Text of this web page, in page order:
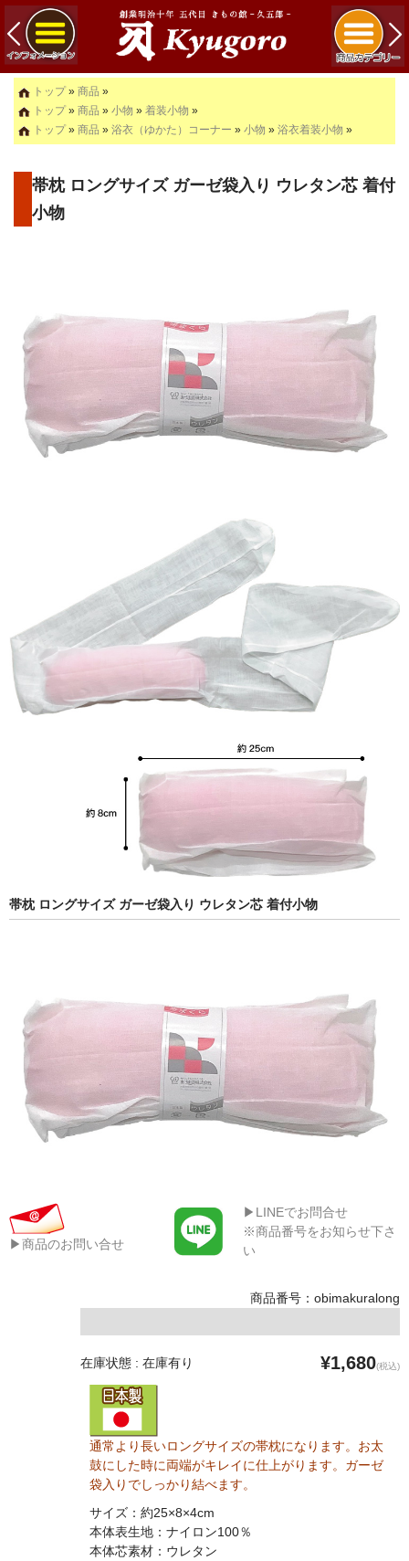
トップ» 商品 »
トップ» 商品 » 小物 » 着装小物 »
トップ» 商品 » 浴衣（ゆかた）コーナー » 小物 » 浴衣着装小物 »
帯枕 ロングサイズ ガーゼ袋入り ウレタン芯 着付
小物
帯枕 ロングサイズ ガーゼ袋入り ウレタン芯 着付小物
▶商品のお問い合せ
▶LINEでお問合せ
※商品番号をお知らせ下さ
い
商品番号：obimakuralong
在庫状態 : 在庫有り ¥1,680(税込)
通常より長いロングサイズの帯枕になります。お太
鼓にした時に両端がキレイに仕上がります。ガーゼ
袋入りでしっかり結べます。
サイズ：約25×8×4cm
本体表生地：ナイロン100％
本体芯素材：ウレタン